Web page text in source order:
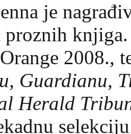
je
proznih
2008.,
Guardianu,
Herald